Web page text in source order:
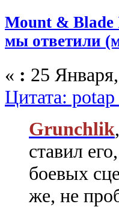
Mount &
мы ответили
« : 25
Цитата:
Grunchlik
ставил
боевых
же, не